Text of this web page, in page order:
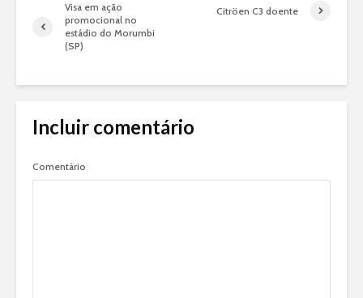
Visa em ação
promocional no
estádio do Morumbi
(SP)
Citröen C3 doente
Incluir comentário
Comentário